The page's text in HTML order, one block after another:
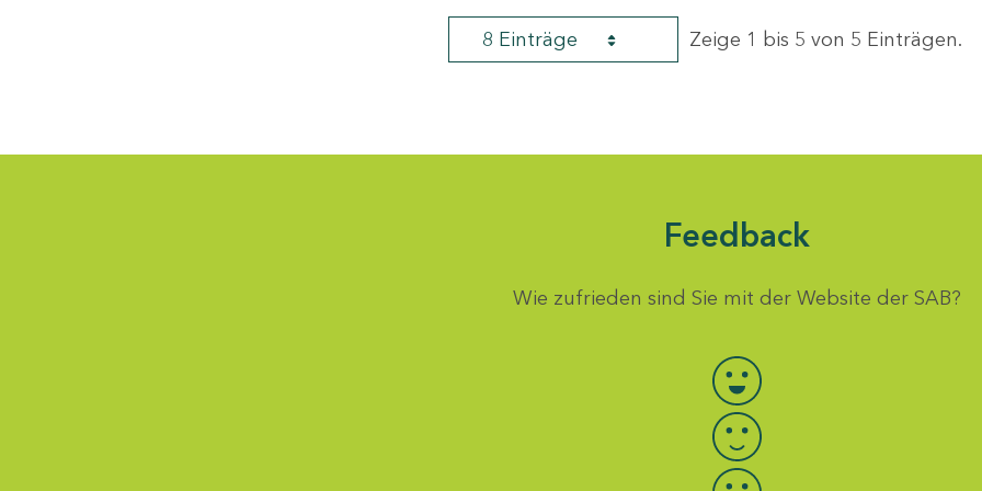
8 Einträge Zeige 1 bis 5 von 5 Einträgen.
Feedback
Wie zufrieden sind Sie mit der Website der SAB?
Bewertung auswählen